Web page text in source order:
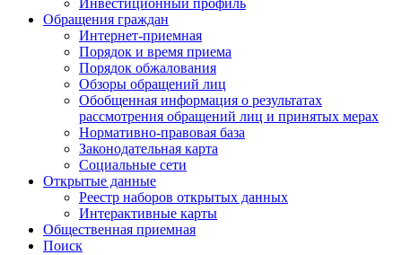
Инвестиционный профиль
Обращения граждан
Интернет-приемная
Порядок и время приема
Порядок обжалования
Обзоры обращений лиц
Обобщенная информация о результатах
рассмотрения обращений лиц и принятых мерах
Нормативно-правовая база
Законодательная карта
Социальные сети
Открытые данные
Реестр наборов открытых данных
Интерактивные карты
Общественная приемная
Поиск